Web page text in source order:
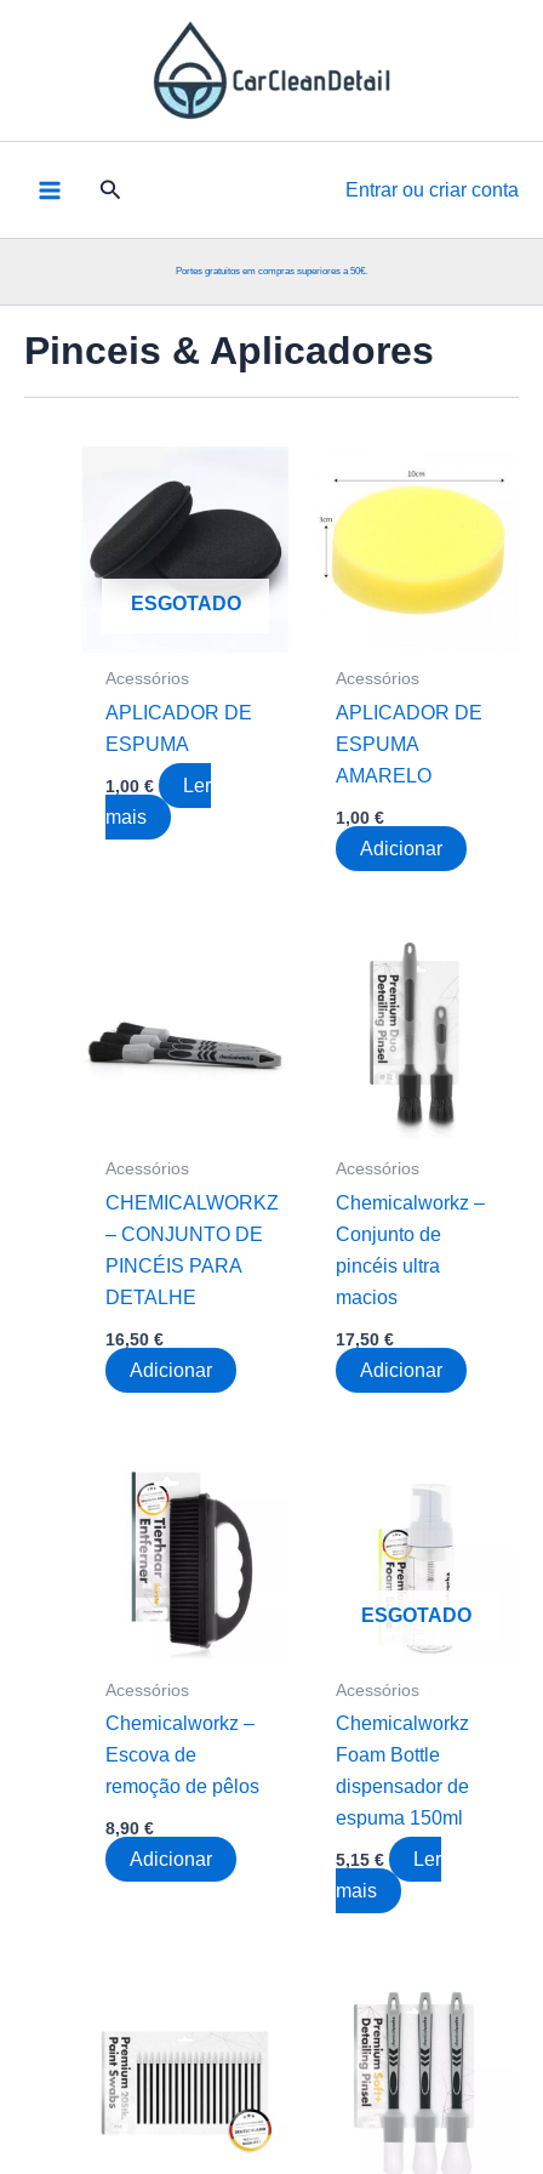
Pesquisar Entrar ou criar conta
Portes gratuitos em compras superiores a 50€.
Pinceis & Aplicadores
ESGOTADO
Acessórios
APLICADOR DE
ESPUMA
1,00€
Ler
mais
Acessórios
APLICADOR DE
ESPUMA
AMARELO
1,00€
Adicionar
Acessórios
CHEMICALWORKZ
– CONJUNTO DE
PINCÉIS PARA
DETALHE
16,50€
Adicionar
Acessórios
Chemicalworkz –
Conjunto de
pincéis ultra
macios
17,50€
Adicionar
Acessórios
Chemicalworkz –
Escova de
remoção de pêlos
8,90€
Adicionar
ESGOTADO
Acessórios
Chemicalworkz
Foam Bottle
dispensador de
espuma 150ml
5,15€
Ler
mais